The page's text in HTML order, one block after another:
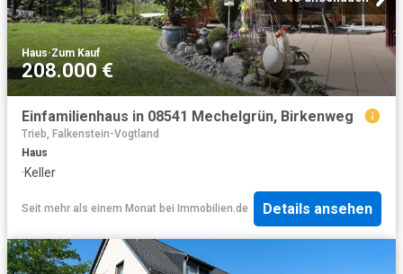
Haus·Zum Kauf
208.000 €
Einfamilienhaus in 08541 Mechelgrün, Birkenweg
Trieb, Falkenstein-Vogtland
Haus
·Keller
Seit mehr als einem Monat bei Immobilien.de Details ansehen